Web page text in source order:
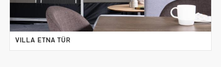
VILLA ETNA TÜR